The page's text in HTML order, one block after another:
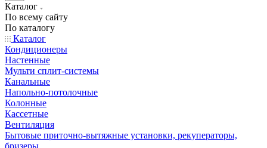
Каталог
По всему сайту
По каталогу
Каталог
Кондиционеры
Настенные
Мульти сплит-системы
Канальные
Напольно-потолочные
Колонные
Кассетные
Вентиляция
Бытовые приточно-вытяжные установки, рекуператоры,
бризеры